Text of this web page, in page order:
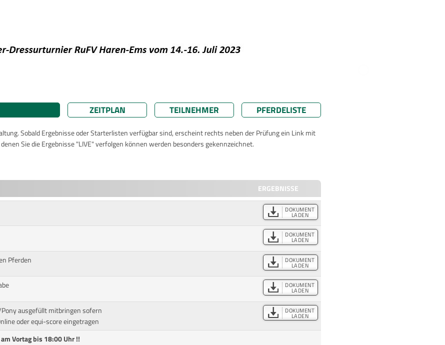
ZEITPLAN TEILNEHMER PFERDELISTE
Sobald Ergebnisse oder Starterlisten verfügbar sind, erscheint rechts neben der Prüfung ein Link mit
Sie die Ergebnisse "LIVE" verfolgen können werden besonders gekennzeichnet.
ERGEBNISSE
DOKUMENT
LADEN
DOKUMENT
LADEN
Pferden DOKUMENT
LADEN
DOKUMENT
LADEN
ausgefüllt mitbringen sofern
oder equi-score eingetragen
DOKUMENT
LADEN
Vortag bis 18:00 Uhr !!